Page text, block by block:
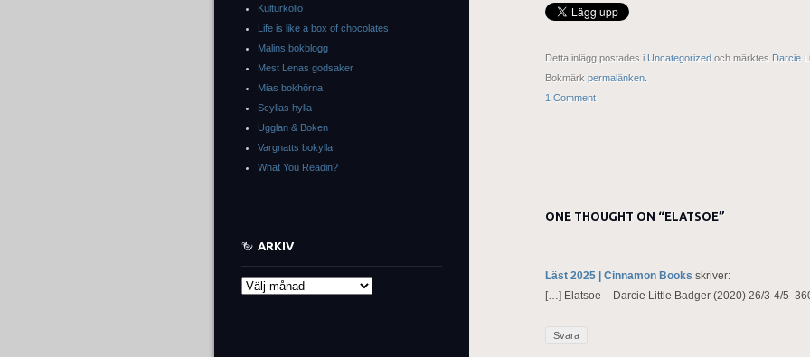
Detta inlägg postades i Uncategorized och märktes Darcie
Bokmärk permalänken
1 Comment
ONE THOUGHT ON “ELATSOE”
Läst 2025 | Cinnamon Books skriver:
[…] Elatsoe – Darcie Little Badger (2020) 26/3-4/5
Svara
Kulturkollo
Life is like a box of chocolates
Malins bokblogg
Mest Lenas godsaker
Mias bokhörna
Scyllas hylla
Ugglan & Boken
Vargnatts bokylla
What You Readin?
ARKIV
Arkiv